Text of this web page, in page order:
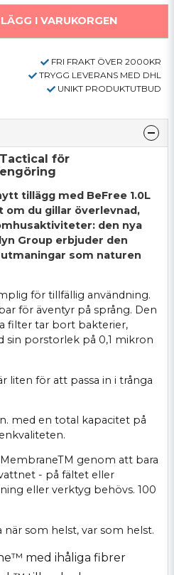
LÄGG I VARUKORGEN
FRI FRAKT ÖVER 2000KR
TRYGG LEVERANS MED DHL
UNIKT PRODUKTUTBUD
för
tillägg med BeFree 1.0L
om du gillar överlevnad,
den nya
Group erbjuder den
som naturen
för tillfällig användning.
för äventyr på språng. Den
filter tar bort bakterier,
sin porstorlek på 0,1 mikron
liten för att passa in i trånga
med en total kapacitet på
genom att bara
- på fältet eller
eller verktyg behövs. 100
som helst, var som helst.
med ihåliga fibrer